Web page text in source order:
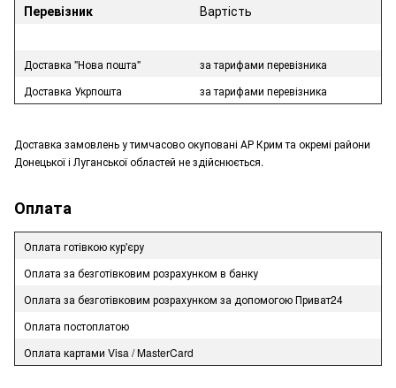
Перевізник Вартість
Доставка "Нова пошта"
за тарифами перевізника
Доставка Укрпошта
за тарифами перевізника
Доставка замовлень у тимчасово окуповані АР Крим та окремі райони
Донецької і Луганської областей не здійснюється.
Оплата
Оплата готівкою кур'єру
Оплата за безготівковим розрахунком в банку
Оплата за безготівковим розрахунком за допомогою Приват24
Оплата постоплатою
Оплата картами Visa / MasterCard